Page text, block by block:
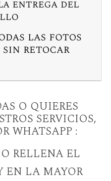
entrega del
las fotos
sin retocar
O QUIERES
SERVICIOS,
WHATSAPP :
O RELLENA EL
EN LA MAYOR